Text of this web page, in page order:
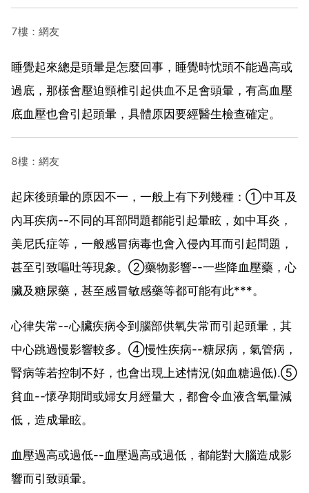
7樓：網友
睡覺起來總是頭暈是怎麼回事，睡覺時忱頭不能過高或
過底，那樣會壓迫頸椎引起供血不足會頭暈，有高血壓
底血壓也會引起頭暈，具體原因要經醫生檢查確定。
8樓：網友
起床後頭暈的原因不一，一般上有下列幾種：①中耳及
內耳疾病--不同的耳部問題都能引起暈眩，如中耳炎，
美尼氏症等，一般感冒病毒也會入侵內耳而引起問題，
甚至引致嘔吐等現象。②藥物影響--一些降血壓藥，心
臟及糖尿藥，甚至感冒敏感藥等都可能有此***。
心律失常--心臟疾病令到腦部供氧失常而引起頭暈，其
中心跳過慢影響較多。④慢性疾病--糖尿病，氣管病，
腎病等若控制不好，也會出現上述情況(如血糖過低).⑤
貧血--懷孕期間或婦女月經量大，都會令血液含氧量減
低，造成暈眩。
血壓過高或過低--血壓過高或過低，都能對大腦造成影
響而引致頭暈。